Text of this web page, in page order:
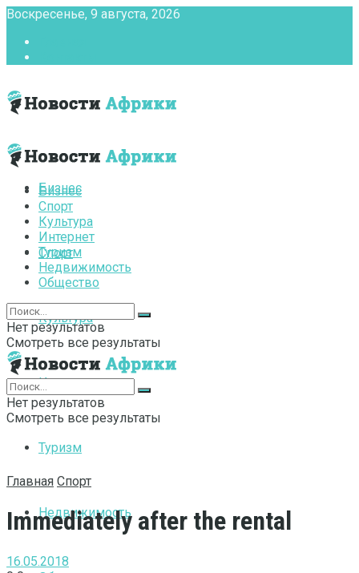
Воскресенье, 9 августа, 2026
Бизнес
Спорт
Культура
Интернет
Туризм
Недвижимость
Бизнес
Спорт
Культура
Интернет
Туризм
Недвижимость
Общество
Нет результатов
Смотреть все результаты
Нет результатов
Смотреть все результаты
Главная Спорт
Immediately after the rental
16.05.2018